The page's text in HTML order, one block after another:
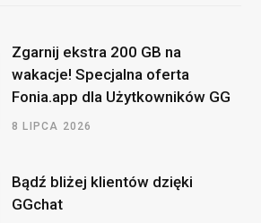
Zgarnij ekstra 200 GB na
wakacje! Specjalna oferta
Fonia.app dla Użytkowników GG
8 LIPCA 2026
Bądź bliżej klientów dzięki
GGchat